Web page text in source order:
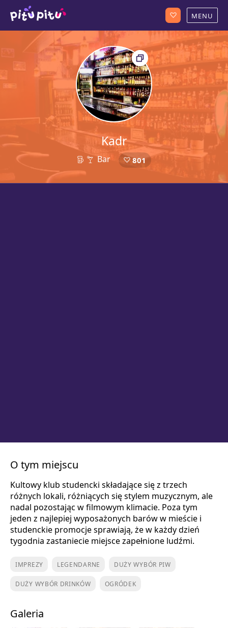
Kadr
23 Bar 801
O tym miejscu
Kultowy klub studencki składające się z trzech
różnych lokali, różniących się stylem muzycznym, ale
nadal pozostając w filmowym klimacie. Poza tym
jeden z najlepiej wyposażonych barów w mieście i
studenckie promocje sprawiają, że w każdy dzień
tygodnia zastaniecie miejsce zapełnione ludźmi.
IMPREZY LEGENDARNE DUŻY WYBÓR PIW
DUŻY WYBÓR DRINKÓW OGRÓDEK
Galeria